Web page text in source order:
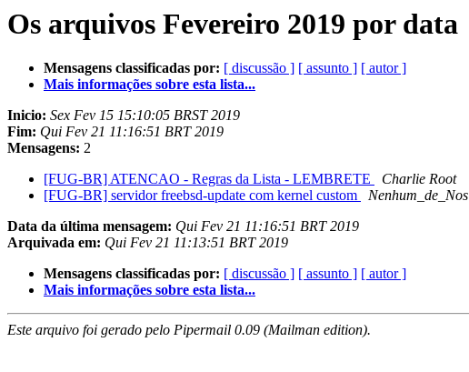
Os arquivos Fevereiro 2019 por data
Mensagens classificadas por: [ discussão ] [ assunto ] [ autor ]
Mais informações sobre esta lista...
Inicio: Sex Fev 15 15:10:05 BRST 2019
Fim: Qui Fev 21 11:16:51 BRT 2019
Mensagens: 2
[FUG-BR] ATENCAO - Regras da Lista - LEMBRETE
Charlie Root
[FUG-BR] servidor freebsd-update com kernel custom
Nenhum_de_Nos
Data da última mensagem: Qui Fev 21 11:16:51 BRT 2019
Arquivada em: Qui Fev 21 11:13:51 BRT 2019
Mensagens classificadas por: [ discussão ] [ assunto ] [ autor ]
Mais informações sobre esta lista...
Este arquivo foi gerado pelo Pipermail 0.09 (Mailman edition).